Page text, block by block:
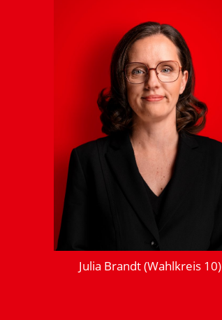
Julia Brandt (Wahlkreis 10)